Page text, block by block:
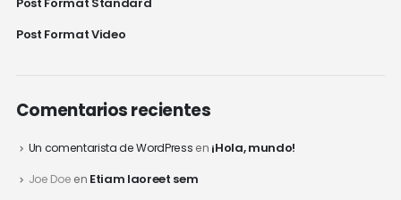
Post Format Video
Comentarios recientes
Un comentarista de WordPress en ¡Hola, mundo!
Joe Doe en Etiam laoreet sem